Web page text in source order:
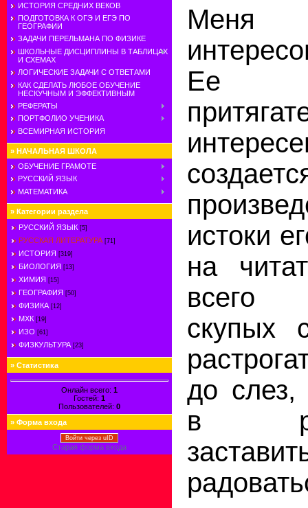
ИСТОРИЯ СРЕДНИХ ВЕКОВ
ПОДГОТОВКА К ОГЭ И ЕГЭ ПО
ГЕОГРАФИИ
ЗАДАЧИ ПЕРЕЛЬМАНА ПО ФИЗИКЕ
ШКОЛЬНЫЕ ДИСЦИПЛИНЫ В ТАБЛИЦАХ
И СХЕМАХ
ЛОГИЧЕСКИЕ ЗАДАЧИ С ОТВЕТАМИ
КАК СДЕЛАТЬ ЛЮБОЕ ОБУЧЕНИЕ
НЕСКУЧНЫМ И ЭФФЕКТИВНЫМ
РЕФЕРАТЫ
ПОРТФОЛИО УЧЕНИКА
ВСЕМИРНАЯ ИСТОРИЯ
» НАЧАЛЬНАЯ ШКОЛА
ОБУЧЕНИЕ ГРАМОТЕ
РУССКИЙ ЯЗЫК
МАТЕМАТИКА
» Категории раздела
РУССКИЙ ЯЗЫК [5]
РУССКАЯ ЛИТЕРАТУРА [71]
ИСТОРИЯ [319]
БИОЛОГИЯ [13]
ХИМИЯ [15]
ГЕОГРАФИЯ [50]
ФИЗИКА [12]
МХК [19]
ИЗО [61]
ФИЗКУЛЬТУРА [23]
» Статистика
Онлайн всего: 1
Гостей: 1
Пользователей: 0
» Форма входа
Войти через uID
Старая форма входа
Ее
истоки
на
всего
скупых
до слез,
в